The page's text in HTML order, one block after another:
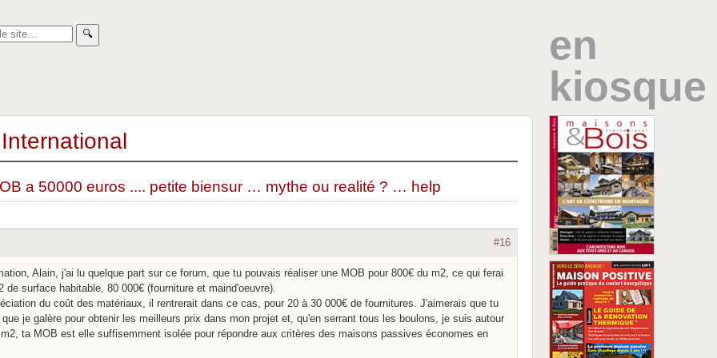
🔍︎
en
kiosque
a 50000 euros .... petite biensur … mythe ou realité ? … help
#16
Alain, j'ai lu quelque part sur ce forum, que tu pouvais réaliser une MOB pour 800€ du m2, ce qui ferai
de surface habitable, 80 000€ (fourniture et maind'oeuvre).
du coût des matériaux, il rentrerait dans ce cas, pour 20 à 30 000€ de fournitures. J'aimerais que tu
je galère pour obtenir les meilleurs prix dans mon projet et, qu'en serrant tous les boulons, je suis autour
ta MOB est elle suffisemment isolée pour répondre aux critères des maisons passives économes en